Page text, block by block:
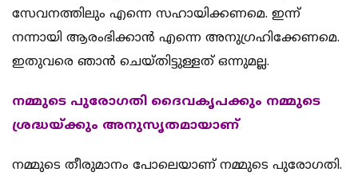
സേവനത്തിലും എന്നെ സഹായിക്കണമെ. ഇന്ന്
നന്നായി ആരംഭിക്കാന്‍ എന്നെ അനുഗ്രഹിക്കേണമെ.
ഇതുവരെ ഞാന്‍ ചെയ്തിട്ടുള്ളത് ഒന്നുമല്ല.
നമ്മുടെ പുരോഗതി ദൈവകൃപക്കും നമ്മുടെ
ശ്രദ്ധയ്ക്കും അനുസൃതമായാണ്
നമ്മുടെ തീരുമാനം പോലെയാണ് നമ്മുടെ പുരോഗതി.